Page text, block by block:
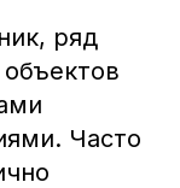
ряд
Часто